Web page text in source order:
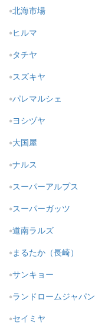
北海市場
ヒルマ
タチヤ
スズキヤ
パレマルシェ
ヨシヅヤ
大国屋
ナルス
スーパーアルプス
スーパーガッツ
道南ラルズ
まるたか（長崎）
サンキョー
ランドロームジャパン
セイミヤ